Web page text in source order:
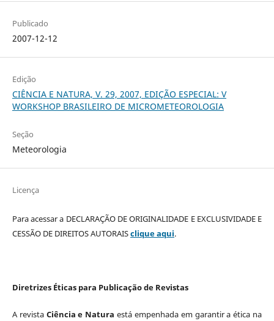
Publicado
2007-12-12
Edição
CIÊNCIA E NATURA, V. 29, 2007, EDIÇÃO ESPECIAL: V
WORKSHOP BRASILEIRO DE MICROMETEOROLOGIA
Seção
Meteorologia
Licença
Para acessar a DECLARAÇÃO DE ORIGINALIDADE E EXCLUSIVIDADE E
CESSÃO DE DIREITOS AUTORAISclique aqui.
Diretrizes Éticas para Publicação de Revistas
A revistaCiência e Natura está empenhada em garantir a ética na